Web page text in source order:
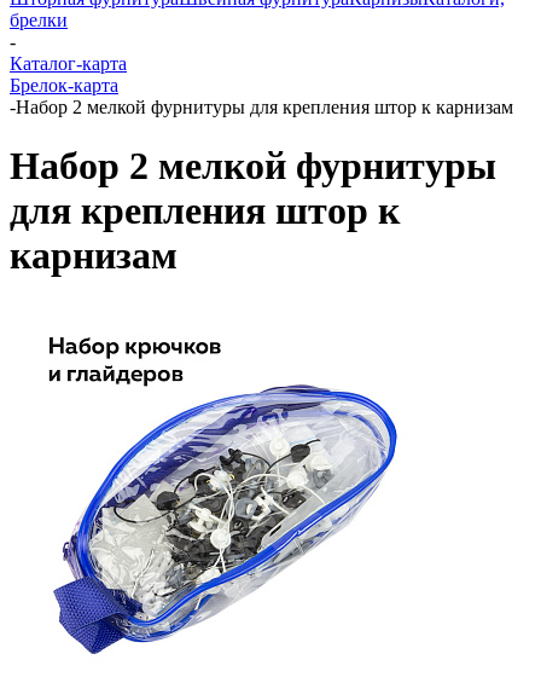
брелки
-
Каталог-карта
Брелок-карта
-Набор 2 мелкой фурнитуры для крепления штор к карнизам
Набор 2 мелкой фурнитуры
для крепления штор к
карнизам